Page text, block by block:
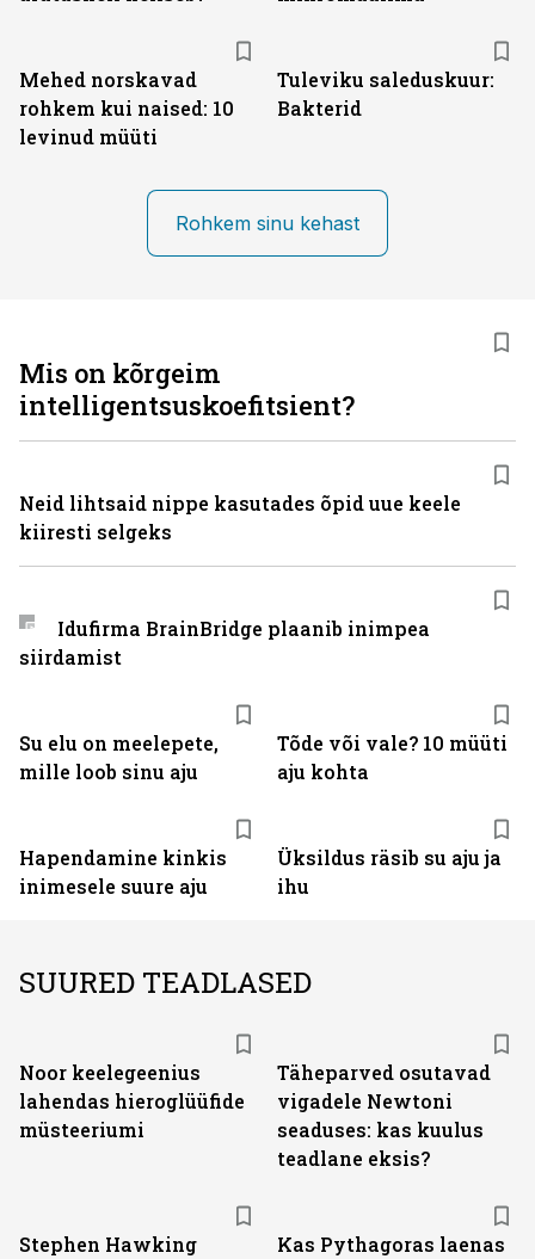
Mehed norskavad
rohkem kui naised: 10
levinud müüti
Tuleviku saleduskuur:
Bakterid
Rohkem sinu kehast
Su elu on meelepete,
mille loob sinu aju
Tõde või vale? 10 müüti
aju kohta
Hapendamine kinkis
inimesele suure aju
Üksildus räsib su aju ja
ihu
Mis on kõrgeim
intelligentsuskoefitsient?
Neid lihtsaid nippe kasutades õpid uue keele
kiiresti selgeks
Idufirma BrainBridge plaanib inimpea
siirdamist
SUURED TEADLASED
Noor keelegeenius
lahendas hieroglüüfide
müsteeriumi
Täheparved osutavad
vigadele Newtoni
seaduses: kas kuulus
teadlane eksis?
Stephen Hawking
Kas Pythagoras laenas